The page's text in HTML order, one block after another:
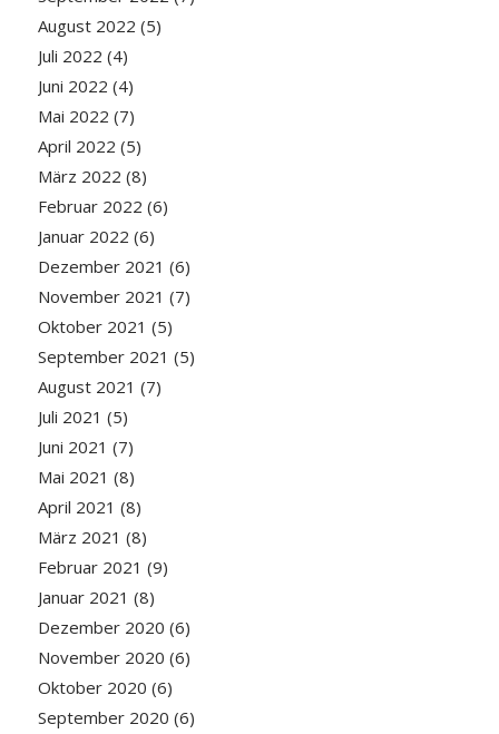
August 2022 (5)
Juli 2022 (4)
Juni 2022 (4)
Mai 2022 (7)
April 2022 (5)
März 2022 (8)
Februar 2022 (6)
Januar 2022 (6)
Dezember 2021 (6)
November 2021 (7)
Oktober 2021 (5)
September 2021 (5)
August 2021 (7)
Juli 2021 (5)
Juni 2021 (7)
Mai 2021 (8)
April 2021 (8)
März 2021 (8)
Februar 2021 (9)
Januar 2021 (8)
Dezember 2020 (6)
November 2020 (6)
Oktober 2020 (6)
September 2020 (6)